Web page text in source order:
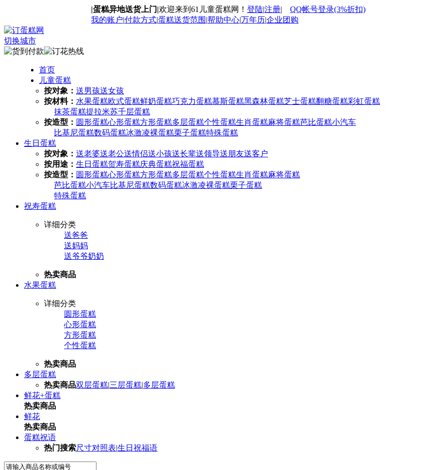
|蛋糕异地送货上门|欢迎来到61儿童蛋糕网！ 登陆|注册|
QQ帐号登录(3%折扣)
我的账户|付款方式|蛋糕送货范围 |帮助中心|万年历|企业团购
切换城市
首页
儿童蛋糕
按对象： 送男孩送女孩
按材料： 水果蛋糕欧式蛋糕鲜奶蛋糕巧克力蛋糕慕斯蛋糕黑森林蛋糕芝士蛋糕翻糖蛋糕彩虹蛋糕
抹茶蛋糕提拉米苏千层蛋糕
按造型： 圆形蛋糕心形蛋糕方形蛋糕多层蛋糕个性蛋糕生肖蛋糕麻将蛋糕芭比蛋糕小汽车
比基尼蛋糕数码蛋糕冰激凌裸蛋糕栗子蛋糕特殊蛋糕
生日蛋糕
按对象： 送老婆送老公送情侣送小孩送长辈送领导送朋友送客户
按用途： 生日蛋糕贺寿蛋糕庆典蛋糕祝福蛋糕
按造型： 圆形蛋糕心形蛋糕方形蛋糕多层蛋糕个性蛋糕生肖蛋糕麻将蛋糕
芭比蛋糕小汽车比基尼蛋糕数码蛋糕冰激凌裸蛋糕栗子蛋糕
特殊蛋糕
祝寿蛋糕
详细分类
送爸爸
送妈妈
送爷爷奶奶
热卖商品
水果蛋糕
详细分类
圆形蛋糕
心形蛋糕
方形蛋糕
个性蛋糕
热卖商品
多层蛋糕
热卖商品双层蛋糕|三层蛋糕|多层蛋糕
鲜花+蛋糕
热卖商品
鲜花
热卖商品
蛋糕祝语
热门搜索尺寸对照表|生日祝福语